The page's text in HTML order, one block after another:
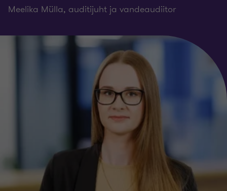
Eve Lille-Tõns
Helena Pokmann
Meelika Mülla, auditijuht ja vandeaudiitor